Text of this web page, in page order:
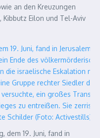
an den Kreuzungen
Kibbutz Eilon und Tel-Aviv
dem 19. Juni, fand in